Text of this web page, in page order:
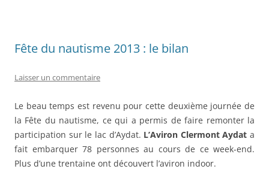
Fête du nautisme 2013 : le bilan
Laisser un commentaire
Le beau temps est revenu pour cette deuxième journée de
la Fête du nautisme, ce qui a permis de faire remonter la
participation sur le lac d’Aydat. L’Aviron Clermont Aydat a
fait embarquer 78 personnes au cours de ce week-end.
Plus d’une trentaine ont découvert l’aviron indoor.